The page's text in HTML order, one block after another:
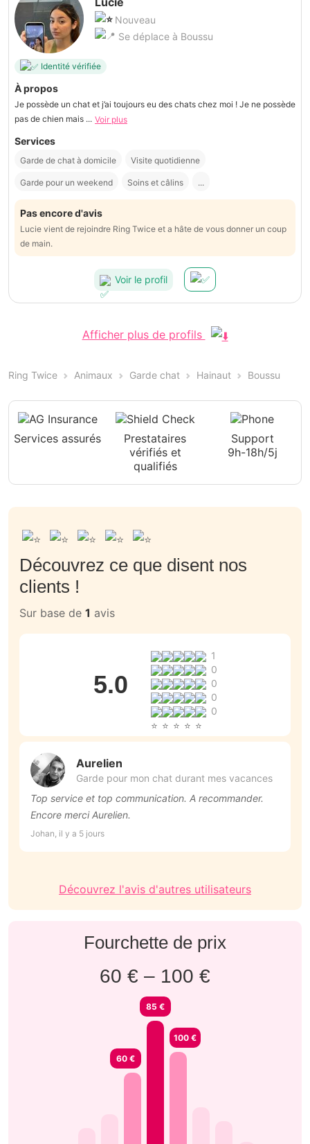
Nouveau
Se déplace à Boussu
Identité vérifiée
À propos
Je possède un chat et j’ai toujours eu des chats chez moi ! Je ne possède
pas de chien mais ... Voir plus
Services
Garde de chat à domicile Visite quotidienne
Garde pour un weekend Soins et câlins ...
Pas encore d'avis
Lucie vient de rejoindre Ring Twice et a hâte de vous donner un coup
de main.
Voir le profil
Afficher plus de profils
Ring Twice Animaux Garde chat Hainaut Boussu
Services assurés
Prestataires
vérifiés et
qualifiés
Support
9h-18h/5j
Découvrez ce que disent nos
clients !
Sur base de 1 avis
5.0
1
0
0
0
0
Aurelien
Garde pour mon chat durant mes vacances
Top service et top communication. A recommander.
Encore merci Aurelien.
Johan, il y a 5 jours
Découvrez l'avis d'autres utilisateurs
Fourchette de prix
60 € – 100 €
60 €
85 €
100 €